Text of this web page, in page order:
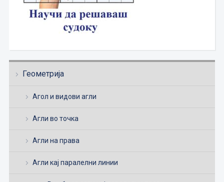
Геометрија
Агол и видови агли
Агли во точка
Агли на права
Агли кај паралелни линии